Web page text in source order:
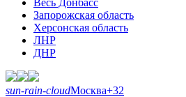
Весь Донбасс
Запорожская область
Херсонская область
ЛНР
ДНР
sun-rain-cloudМосква+32